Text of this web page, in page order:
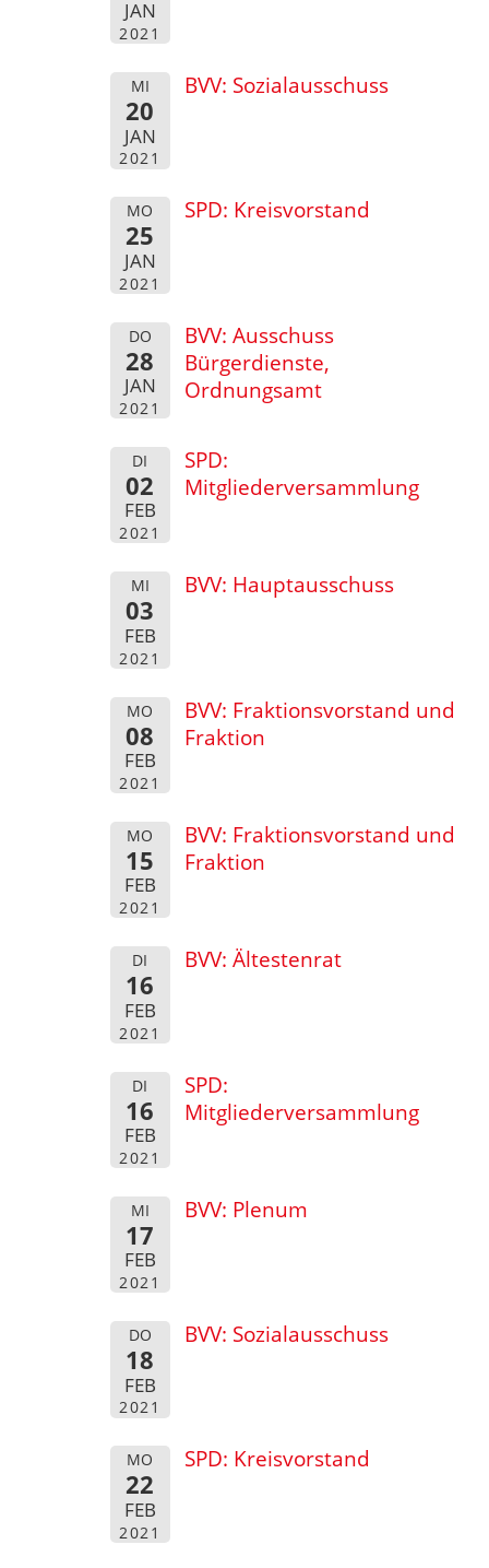
JAN
2021
MI
20
JAN
2021
BVV: Sozialausschuss
MO
25
JAN
2021
SPD: Kreisvorstand
DO
28
JAN
2021
BVV: Ausschuss
Bürgerdienste,
Ordnungsamt
DI
02
FEB
2021
SPD:
Mitgliederversammlung
MI
03
FEB
2021
BVV: Hauptausschuss
MO
08
FEB
2021
BVV: Fraktionsvorstand und
Fraktion
MO
15
FEB
2021
BVV: Fraktionsvorstand und
Fraktion
DI
16
FEB
2021
BVV: Ältestenrat
DI
16
FEB
2021
SPD:
Mitgliederversammlung
MI
17
FEB
2021
BVV: Plenum
DO
18
FEB
2021
BVV: Sozialausschuss
MO
22
FEB
2021
SPD: Kreisvorstand